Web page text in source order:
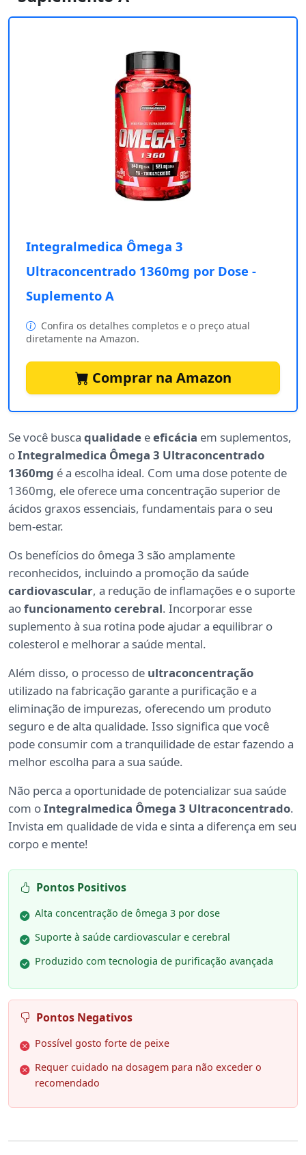
Integralmedica Ômega 3
Ultraconcentrado 1360mg por Dose -
Suplemento A
Confira os detalhes completos e o preço atual
diretamente na Amazon.
Comprar na Amazon
Se você busca qualidade eeficácia em suplementos,
oIntegralmedica Ômega 3 Ultraconcentrado
1360mg é a escolha ideal. Com uma dose potente de
1360mg, ele oferece uma concentração superior de
ácidos graxos essenciais, fundamentais para o seu
bem-estar.
Os benefícios do ômega 3 são amplamente
reconhecidos, incluindo a promoção da saúde
cardiovascular, a redução de inflamações e o suporte
aofuncionamento cerebral. Incorporar esse
suplemento à sua rotina pode ajudar a equilibrar o
colesterol e melhorar a saúde mental.
Além disso, o processo de ultraconcentração
utilizado na fabricação garante a purificação e a
eliminação de impurezas, oferecendo um produto
seguro e de alta qualidade. Isso significa que você
pode consumir com a tranquilidade de estar fazendo a
melhor escolha para a sua saúde.
Não perca a oportunidade de potencializar sua saúde
com oIntegralmedica Ômega 3 Ultraconcentrado.
Invista em qualidade de vida e sinta a diferença em seu
corpo e mente!
Pontos Positivos
Alta concentração de ômega 3 por dose
Suporte à saúde cardiovascular e cerebral
Produzido com tecnologia de purificação avançada
Pontos Negativos
Possível gosto forte de peixe
Requer cuidado na dosagem para não exceder o
recomendado